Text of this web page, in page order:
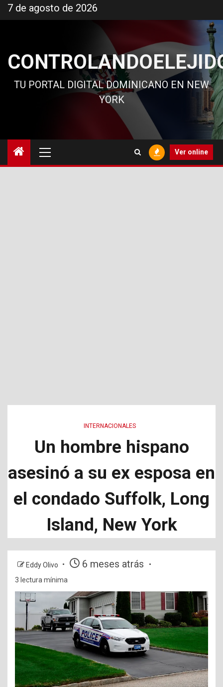
al
7 de agosto de 2026
TU PORTAL DIGITAL DOMINICANO EN NEW
YORK
principal
Ver online
INTERNACIONALES
Un hombre hispano
asesinó a su ex esposa en
el condado Suffolk, Long
Island, New York
Eddy Olivo 6 meses atrás
3 lectura mínima